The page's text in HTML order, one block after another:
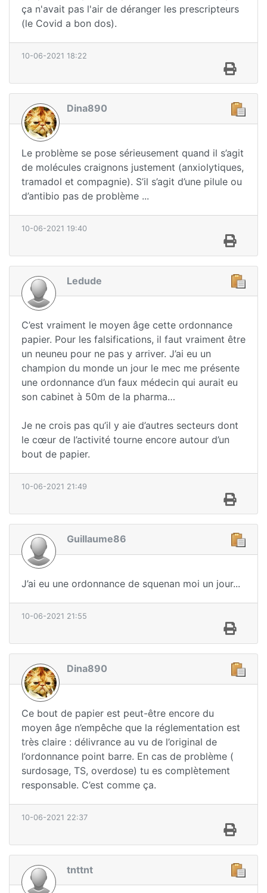
ça n'avait pas l'air de déranger les prescripteurs
(le Covid a bon dos).
10-06-2021 18:22
Dina890
Le problème se pose sérieusement quand il s’agit
de molécules craignons justement (anxiolytiques,
tramadol et compagnie). S’il s’agit d’une pilule ou
d’antibio pas de problème ...
10-06-2021 19:40
Ledude
C’est vraiment le moyen âge cette ordonnance
papier. Pour les falsifications, il faut vraiment être
un neuneu pour ne pas y arriver. J’ai eu un
champion du monde un jour le mec me présente
une ordonnance d’un faux médecin qui aurait eu
son cabinet à 50m de la pharma…
Je ne crois pas qu’il y aie d’autres secteurs dont
le cœur de l’activité tourne encore autour d’un
bout de papier.
10-06-2021 21:49
Guillaume86
J’ai eu une ordonnance de squenan moi un jour...
10-06-2021 21:55
Dina890
Ce bout de papier est peut-être encore du
moyen âge n’empêche que la réglementation est
très claire : délivrance au vu de l’original de
l’ordonnance point barre. En cas de problème (
surdosage, TS, overdose) tu es complètement
responsable. C’est comme ça.
10-06-2021 22:37
tnttnt